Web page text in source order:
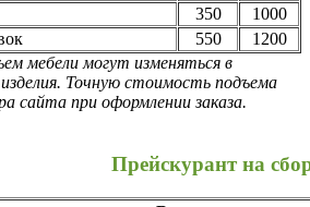
350
1000
550
1200
мебели могут изменяться в
Точную стоимость подъема
сайта при оформлении заказа.
Прейскурант на